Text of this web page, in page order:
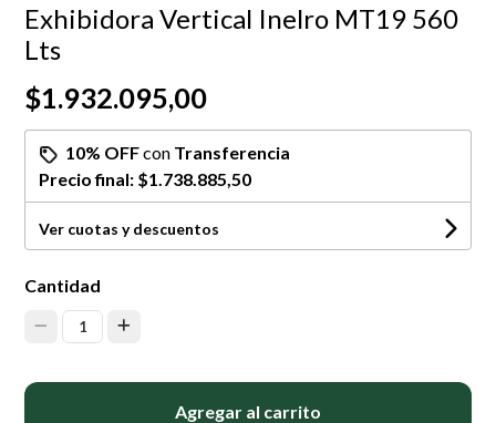
Exhibidora Vertical Inelro MT19 560
Lts
$1.932.095,00
10% OFFcon Transferencia
Precio final: $1.738.885,50
Ver cuotas y descuentos
Cantidad
1
Agregar al carrito